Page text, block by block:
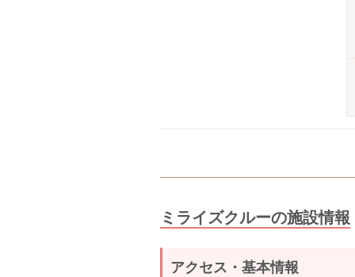
ミライズクルーの施設情報
アクセス・基本情報